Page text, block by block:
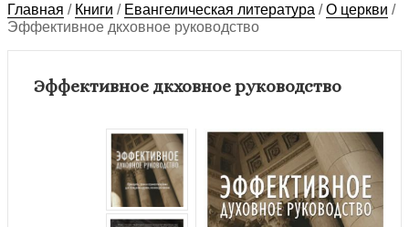
Главная / Книги / Евангелическая литература /О церкви /
Эффективное дкховное руководство
Эффективное дкховное руководство